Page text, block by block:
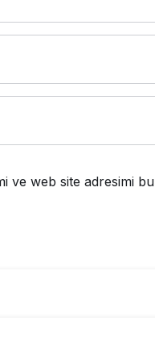
ve web site adresimi bu